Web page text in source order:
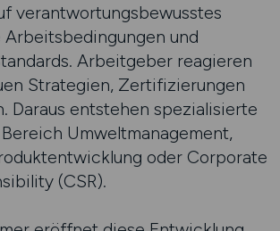
verantwortungsbewusstes
Arbeitsbedingungen und
Arbeitgeber reagieren
Strategien, Zertifizierungen
Daraus entstehen spezialisierte
Umweltmanagement,
oder Corporate
(CSR).